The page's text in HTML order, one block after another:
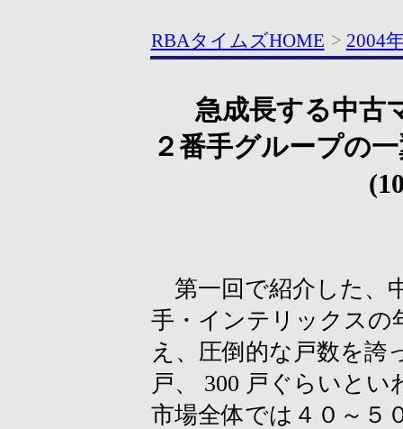
RBAタイムズHOME > 2004
急成長する中古
２番手グループの
第一回で紹介した、
手・インテリックスの
え、圧倒的な戸数を誇
戸、 300 戸ぐらいと
市場全体では４０～５